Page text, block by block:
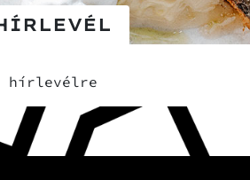
hírlevélre